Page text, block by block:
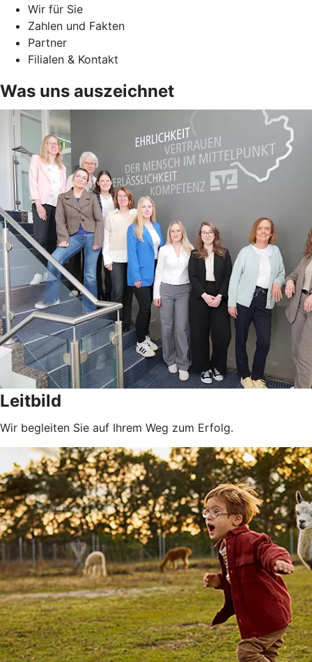
Wir für Sie
Zahlen und Fakten
Partner
Filialen & Kontakt
Was uns auszeichnet
Leitbild
Wir begleiten Sie auf Ihrem Weg zum Erfolg.